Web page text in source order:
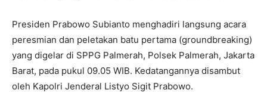
Presiden Prabowo Subianto menghadiri langsung acara
peresmian dan peletakan batu pertama (groundbreaking)
yang digelar di SPPG Palmerah, Polsek Palmerah, Jakarta
Barat, pada pukul 09.05 WIB. Kedatangannya disambut
oleh Kapolri Jenderal Listyo Sigit Prabowo.